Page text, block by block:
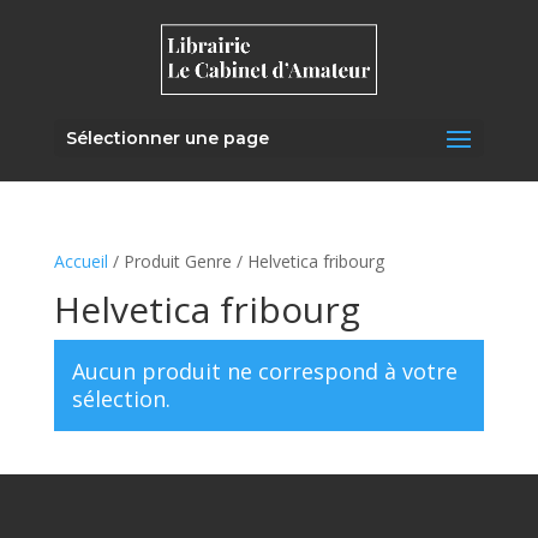
Sélectionner une page
Accueil / Produit Genre / Helvetica fribourg
Helvetica fribourg
Aucun produit ne correspond à votre
sélection.